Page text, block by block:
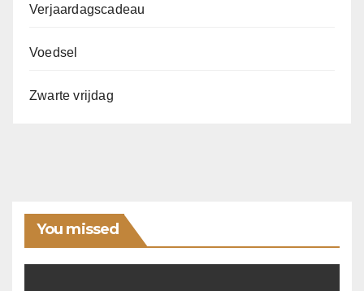
Verjaardagscadeau
Voedsel
Zwarte vrijdag
You missed